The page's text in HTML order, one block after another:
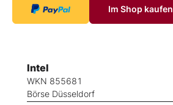
Im Shop kaufen
Intel
WKN 855681
Börse Düsseldorf